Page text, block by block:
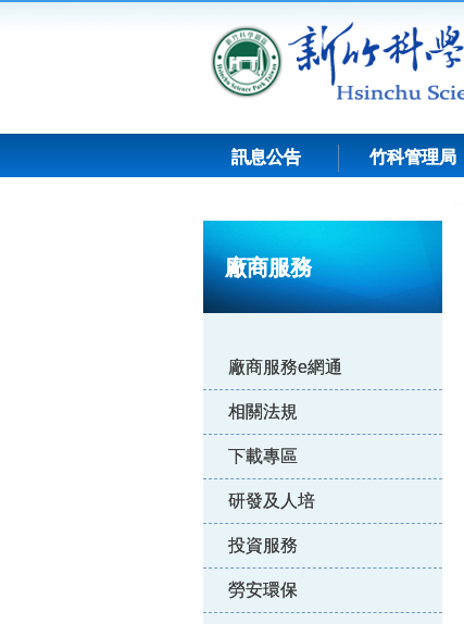
訊息公告 竹科管理局
廠商服務
廠商服務e網通
相關法規
下載專區
研發及人培
投資服務
勞安環保